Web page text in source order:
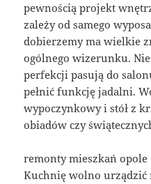
pewnością projekt
zależy od samego
dobierzemy ma wielkie
ogólnego wizerunku.
perfekcji pasują do
pełnić funkcję jadalni.
wypoczynkowy i stół z
obiadów czy
remonty mieszkań opole
Kuchnię wolno urządzić